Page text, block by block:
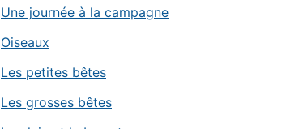
Une journée à la campagne
Oiseaux
Les petites bêtes
Les grosses bêtes